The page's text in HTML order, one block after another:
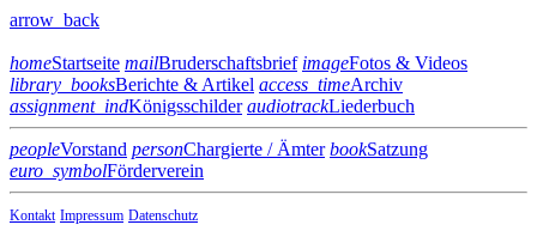
arrow_back
homeStartseite mailBruderschaftsbrief imageFotos & Videos
library_booksBerichte & Artikel access_timeArchiv
assignment_indKönigsschilder audiotrackLiederbuch
peopleVorstand personChargierte / Ämter bookSatzung
euro_symbolFörderverein
Kontakt Impressum Datenschutz